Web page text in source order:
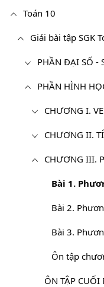
Toán 10
Giải bài tập SGK
PHẦN ĐẠI SỐ -
PHẦN HÌNH
CHƯƠNG I.
Bài 1.
Bài 2.
Bài 3.
ÔN TẬP